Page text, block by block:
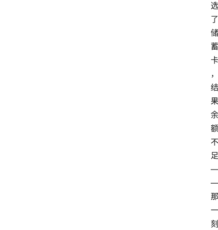
选
了
储
蓄
卡
，
结
果
余
额
不
足
—
—
那
一
刻